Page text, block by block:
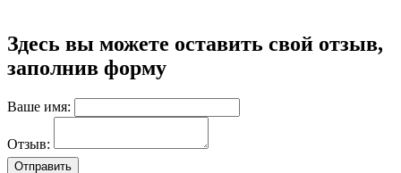
Здесь вы можете оставить свой отзыв,
заполнив форму
Ваше имя:
Отзыв: